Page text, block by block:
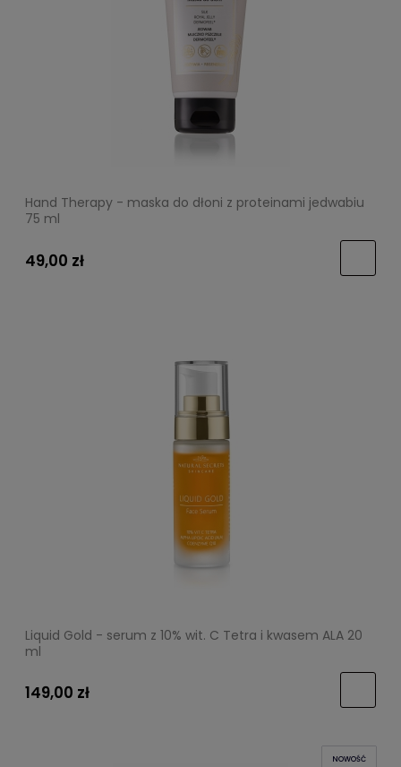
Hand Therapy - maska do dłoni z proteinami jedwabiu
75 ml
49,00 zł
Liquid Gold - serum z 10% wit. C Tetra i kwasem ALA 20
ml
149,00 zł
NOWOŚĆ